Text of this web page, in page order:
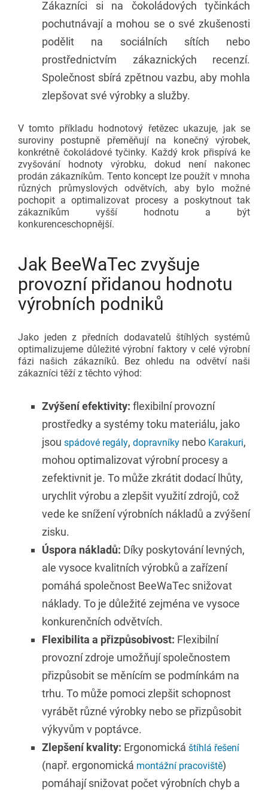
Zákazníci si na čokoládových tyčinkách
pochutnávají a mohou se o své zkušenosti
podělit na sociálních sítích nebo
prostřednictvím zákaznických recenzí.
Společnost sbírá zpětnou vazbu, aby mohla
zlepšovat své výrobky a služby.
V tomto příkladu hodnotový řetězec ukazuje, jak se
suroviny postupně přeměňují na konečný výrobek,
konkrétně čokoládové tyčinky. Každý krok přispívá ke
zvyšování hodnoty výrobku, dokud není nakonec
prodán zákazníkům. Tento koncept lze použít v mnoha
různých průmyslových odvětvích, aby bylo možné
pochopit a optimalizovat procesy a poskytnout tak
zákazníkům vyšší hodnotu a být
konkurenceschopnější.
Jak BeeWaTec zvyšuje
provozní přidanou hodnotu
výrobních podniků
Jako jeden z předních dodavatelů štíhlých systémů
optimalizujeme důležité výrobní faktory v celé výrobní
fázi našich zákazníků. Bez ohledu na odvětví naši
zákazníci těží z těchto výhod:
Zvýšení efektivity: flexibilní provozní
prostředky a systémy toku materiálu, jako
jsou spádové regály, dopravníky nebo Karakuri,
mohou optimalizovat výrobní procesy a
zefektivnit je. To může zkrátit dodací lhůty,
urychlit výrobu a zlepšit využití zdrojů, což
vede ke snížení výrobních nákladů a zvýšení
zisku.
Úspora nákladů: Díky poskytování levných,
ale vysoce kvalitních výrobků a zařízení
pomáhá společnost BeeWaTec snižovat
náklady. To je důležité zejména ve vysoce
konkurenčních odvětvích.
Flexibilita a přizpůsobivost: Flexibilní
provozní zdroje umožňují společnostem
přizpůsobit se měnícím se podmínkám na
trhu. To může pomoci zlepšit schopnost
vyrábět různé výrobky nebo se přizpůsobit
výkyvům v poptávce.
Zlepšení kvality: Ergonomická štíhlá řešení
(např. ergonomická montážní pracoviště)
pomáhají snižovat počet výrobních chyb a